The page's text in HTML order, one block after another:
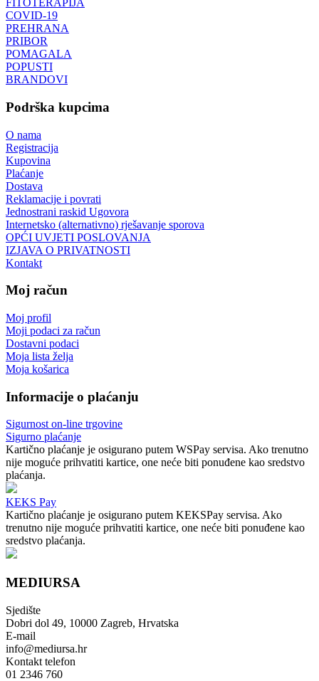
FITOTERAPIJA
COVID-19
PREHRANA
PRIBOR
POMAGALA
POPUSTI
BRANDOVI
Podrška kupcima
O nama
Registracija
Kupovina
Plaćanje
Dostava
Reklamacije i povrati
Jednostrani raskid Ugovora
Internetsko (alternativno) rješavanje sporova
OPĆI UVJETI POSLOVANJA
IZJAVA O PRIVATNOSTI
Kontakt
Moj račun
Moj profil
Moji podaci za račun
Dostavni podaci
Moja lista želja
Moja košarica
Informacije o plaćanju
Sigurnost on-line trgovine
Sigurno plaćanje
Kartično plaćanje je osigurano putem WSPay servisa. Ako trenutno
nije moguće prihvatiti kartice, one neće biti ponuđene kao sredstvo
plaćanja.
KEKS Pay
Kartično plaćanje je osigurano putem KEKSPay servisa. Ako
trenutno nije moguće prihvatiti kartice, one neće biti ponuđene kao
sredstvo plaćanja.
MEDIURSA
Sjedište
Dobri dol 49, 10000 Zagreb, Hrvatska
E-mail
info@mediursa.hr
Kontakt telefon
01 2346 760